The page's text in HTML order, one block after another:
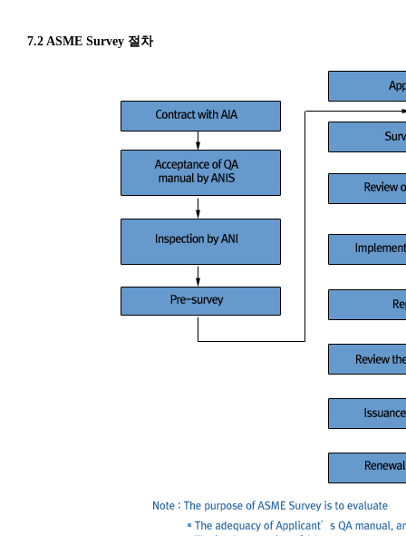
7.2 ASME Survey 절차